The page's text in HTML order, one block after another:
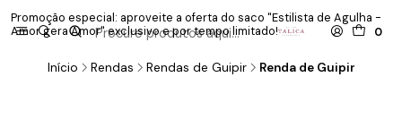
0
Promoção especial: aproveite a oferta do saco "Estilista de Agulha -
Amor gera Amor" exclusivo e por tempo limitado!
Início Rendas Rendas de Guipir Renda de Guipir